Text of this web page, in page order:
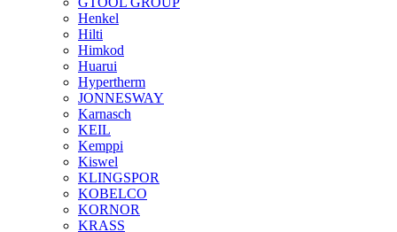
Henkel
Hilti
Himkod
Huarui
Hypertherm
JONNESWAY
Karnasch
KEIL
Kemppi
Kiswel
KLINGSPOR
KOBELCO
KORNOR
KRASS